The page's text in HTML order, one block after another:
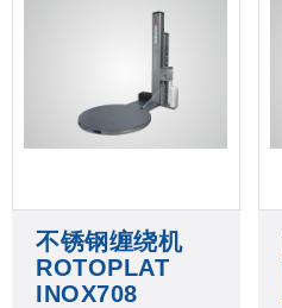
不锈钢缠绕机
ROTOPLAT
INOX708